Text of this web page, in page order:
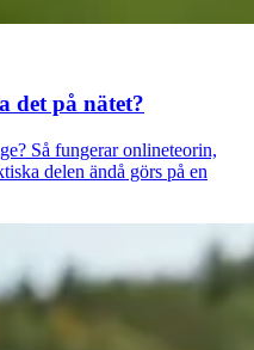
det på nätet?
Så fungerar onlineteorin,
delen ändå görs på en